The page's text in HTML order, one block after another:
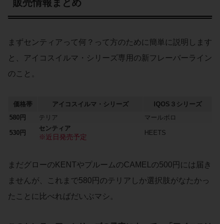
販売情報まとめ
まずセンティアって何？って方のために簡単に説明します
と、アイコスイルマ・シリーズ専用の新フレーバーライン
のこと。
価格帯 アイコスイルマ・シリーズ
IQOS３シリーズ
580円
テリア マールボロ
530円
センティア
※近日発売予定
HEETS
まだグローのKENTやプルームのCAMELの500円には届き
ませんが、これまで580円のテリアしか選択肢がなたかっ
たことに比べればだいぶマシ。